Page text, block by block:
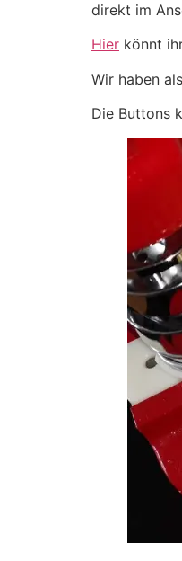
direkt im
Hier könnt
Wir haben
Die Buttons